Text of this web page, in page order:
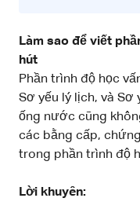
Làm sao để viết
hút
Phần trình độ học
Sơ yếu lý lịch, và
ống nước cũng
các bằng cấp,
trong phần trình độ
Lời khuyên: